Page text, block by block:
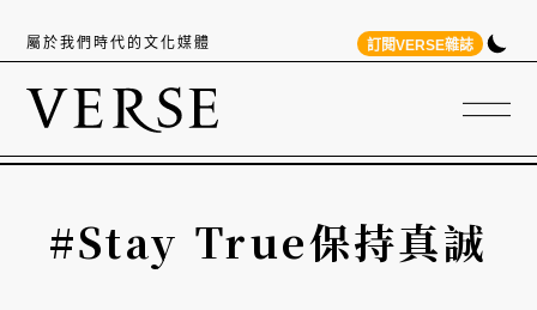
屬於我們時代的文化媒體 訂閱VERSE雜誌
#Stay True保持真誠